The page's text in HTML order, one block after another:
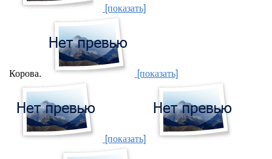
[показать]
Корова. [показать]
[показать]